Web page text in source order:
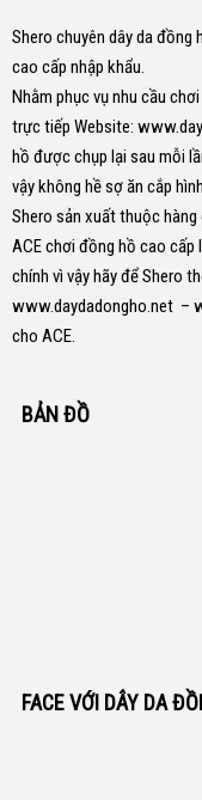
Shero chuyên dây da đồng
cao cấp nhập khẩu.
Nhằm phục vụ nhu cầu
trực tiếp Website:
hồ được chụp lại sau mỗi
vậy không hề sợ ăn cắp
Shero sản xuất thuộc
ACE chơi đồng hồ cao cấp
chính vì vậy hãy để Shero
www.daydadongho.net –
cho ACE.
BẢN ĐỒ
FACE VỚI DÂY DA